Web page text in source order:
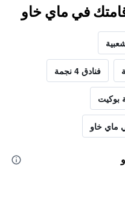
في ماي خاو
فنادق 4 نجمة
بوكيت
ماي خاو